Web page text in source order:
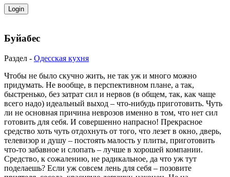
Буйабес
Раздел - Одесская кухня
Чтобы не было скучно жить, не так уж и много можно
придумать. Не вообще, в перспективном плане, а так,
быстренько, без затрат сил и нервов (в общем, так, как чаще
всего надо) идеальный выход – что-нибудь приготовить. Чуть
ли не основная причина неврозов именно в том, что нет сил
готовить для себя. И совершенно напрасно! Прекрасное
средство хоть чуть отдохнуть от того, что лезет в окно, дверь,
телевизор и душу – постоять малость у плиты, приготовить
что-то забавное и слопать – лучше в хорошей компании.
Средство, к сожалению, не радикальное, да что уж тут
поделаешь? Если уж совсем лень для себя – позовите